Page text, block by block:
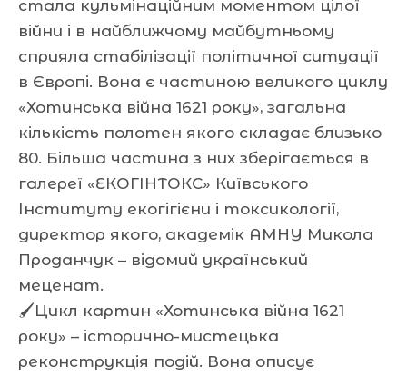
стала кульмінаційним моментом цілої
війни і в найближчому майбутньому
сприяла стабілізації політичної ситуації
в Європі. Вона є частиною великого циклу
«Хотинська війна 1621 року», загальна
кількість полотен якого складає близько
80. Більша частина з них зберігається в
галереї «ЕКОГІНТОКС» Київського
Інституту екогігієни і токсикології,
директор якого, академік АМНУ Микола
Проданчук – відомий український
меценат.
🖌Цикл картин «Хотинська війна 1621
року» – історично-мистецька
реконструкція подій. Вона описує